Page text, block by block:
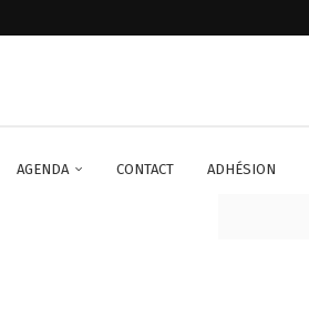
AGENDA CONTACT ADHÉSION